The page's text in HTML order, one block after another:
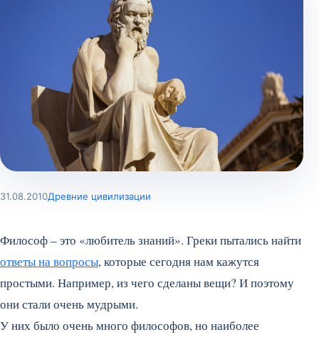
31.08.2010Древние цивилизации
Философ – это «любитель знаний». Греки пытались найти
ответы на вопросы, которые сегодня нам кажутся
простыми. Например, из чего сделаны вещи? И поэтому
они стали очень мудрыми.
У них было очень много философов, но наиболее